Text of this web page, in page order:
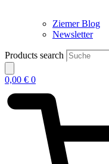
Ziemer Blog
Newsletter
Products search
0,00 € 0